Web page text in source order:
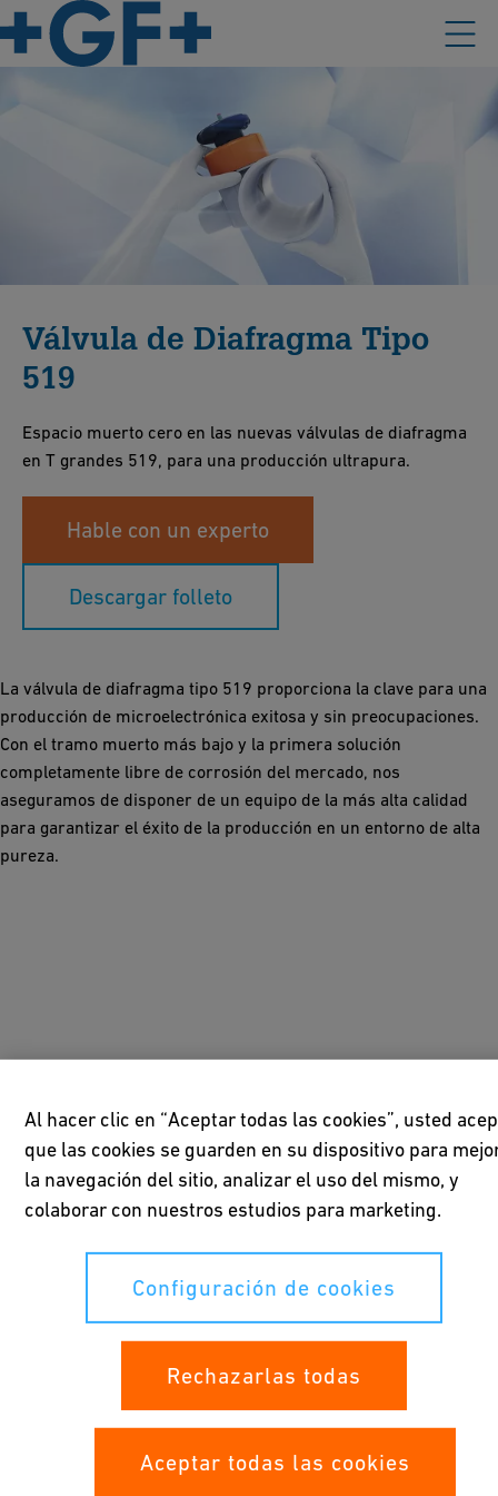
Válvula de Diafragma Tipo
519
Espacio muerto cero en las nuevas válvulas de diafragma
en T grandes 519, para una producción ultrapura.
Hable con un experto
Descargar folleto
La válvula de diafragma tipo 519 proporciona la clave para una
producción de microelectrónica exitosa y sin preocupaciones.
Con el tramo muerto más bajo y la primera solución
completamente libre de corrosión del mercado, nos
aseguramos de disponer de un equipo de la más alta calidad
para garantizar el éxito de la producción en un entorno de alta
pureza.
Agua 100% ultrapura
El tramo muerto Zero elimina el espacio muerto y, con él,
que los sistemas de tuberías transportan agua 100%
ultrapura en todo momento, ofreciendo el más alto nivel
Al hacer clic en “Aceptar todas las cookies”, usted
que las cookies se guarden en su dispositivo para
la navegación del sitio, analizar el uso del mismo, y
colaborar con nuestros estudios para marketing.
Configuración de cookies
Rechazarlas todas
Aceptar todas las cookies